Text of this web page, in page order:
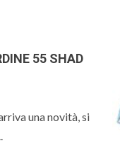
55 SHAD
una novità, si